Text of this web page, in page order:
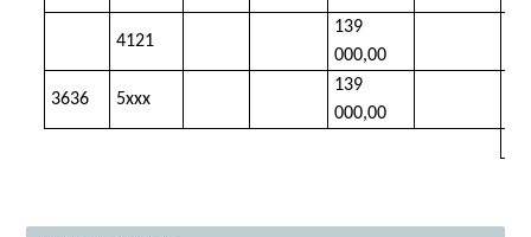
4121
139
000,00
3636 5xxx
139
000,00